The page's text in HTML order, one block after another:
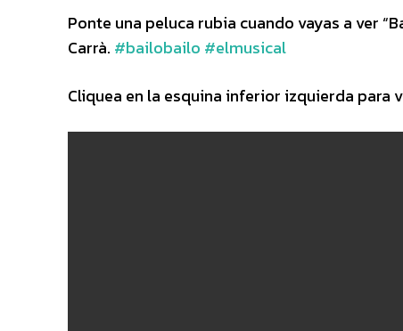
Ponte una peluca rubia cuando vayas a ver
Carrà. #bailobailo #elmusical
Cliquea en la esquina inferior izquierda para